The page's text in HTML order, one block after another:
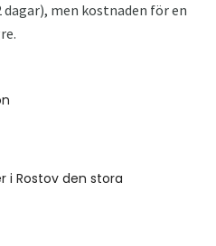
men kostnaden för en
i Rostov den stora